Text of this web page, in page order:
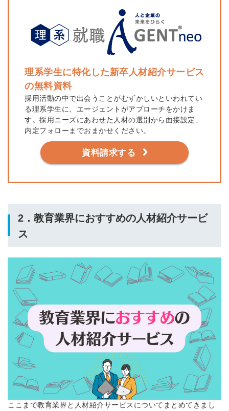
理系学生に特化した新卒人材紹介サービス
の無料資料
採用活動の中で出会うことがむずかしいといわれてい
る理系学生に、エージェントがアプローチをかけま
す。採用ニーズにあわせた人材の選別から面接設定、
内定フォローまでおまかせください。
資料請求する
2．教育業界におすすめの人材紹介サービ
ス
ここまで教育業界と人材紹介サービスについてまとめてきまし